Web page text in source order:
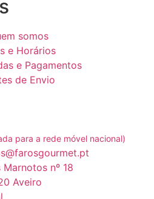
somos
e Horários
e Pagamentos
de Envio
para a rede móvel nacional)
Marnotos nº 18
Aveiro